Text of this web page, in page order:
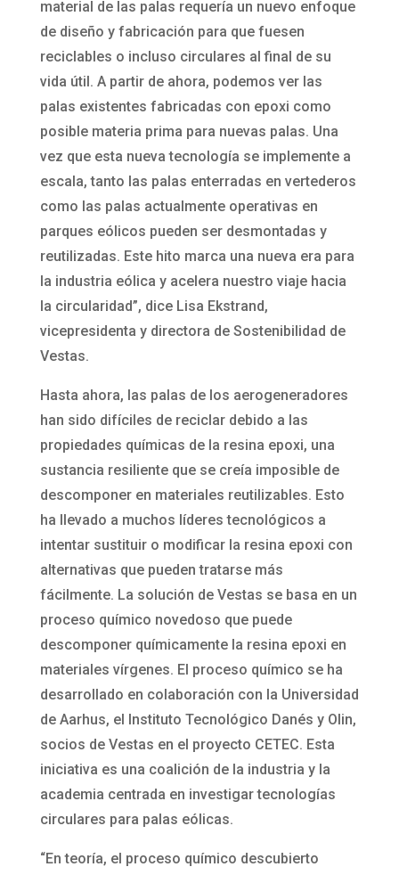
material de las palas requería un nuevo enfoque
de diseño y fabricación para que fuesen
reciclables o incluso circulares al final de su
vida útil. A partir de ahora, podemos ver las
palas existentes fabricadas con epoxi como
posible materia prima para nuevas palas. Una
vez que esta nueva tecnología se implemente a
escala, tanto las palas enterradas en vertederos
como las palas actualmente operativas en
parques eólicos pueden ser desmontadas y
reutilizadas. Este hito marca una nueva era para
la industria eólica y acelera nuestro viaje hacia
la circularidad”, dice Lisa Ekstrand,
vicepresidenta y directora de Sostenibilidad de
Vestas.
Hasta ahora, las palas de los aerogeneradores
han sido difíciles de reciclar debido a las
propiedades químicas de la resina epoxi, una
sustancia resiliente que se creía imposible de
descomponer en materiales reutilizables. Esto
ha llevado a muchos líderes tecnológicos a
intentar sustituir o modificar la resina epoxi con
alternativas que pueden tratarse más
fácilmente. La solución de Vestas se basa en un
proceso químico novedoso que puede
descomponer químicamente la resina epoxi en
materiales vírgenes. El proceso químico se ha
desarrollado en colaboración con la Universidad
de Aarhus, el Instituto Tecnológico Danés y Olin,
socios de Vestas en el proyecto CETEC. Esta
iniciativa es una coalición de la industria y la
academia centrada en investigar tecnologías
circulares para palas eólicas.
“En teoría, el proceso químico descubierto